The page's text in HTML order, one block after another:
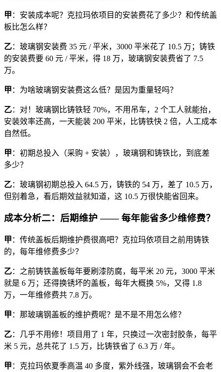
甲 ：安装成本呢？克拉玛依项目的安装费花了多少？和传统盖
板比怎么样？
乙：玻璃钢安装费 35 元 / 平米，3000 平米花了 10.5 万；铸铁
的安装费要 60 元 / 平米，得 18 万，玻璃钢安装费省了 7.5
万。
甲 ：为啥玻璃钢安装费这么低？是因为重量轻吗？
乙：对！玻璃钢比铸铁轻 70%，不用吊车，2 个工人就能抬，
安装效率还高，一天能装 200 平米，比铸铁快 2 倍，人工成本
自然低。
甲 ：初期总投入（采购 + 安装），玻璃钢和铸铁比，到底差
多少？
乙：玻璃钢初期总投入 64.5 万，铸铁的 54 万，差了 10.5 万，
但别着急，看后期效益就知道，这 10.5 万很快能省回来。
成本分析二：后期维护 —— 每年能省多少维修费？
甲 ：传统盖板后期维护费很高吧？克拉玛依项目之前用铸铁
的，每年维修费多少？
乙：之前铸铁盖板每年要刷漆防腐，每平米 20 元，3000 平米
就是 6 万；还得换锈坏的盖板，每年大概换 5%，又得 1.8
万，一年维修费共 7.8 万。
甲 ：那玻璃钢盖板的维护费呢？是不是不用怎么修？
乙：几乎不用修！项目用了 1 年，只换过一次密封胶条，每平
米 5 元，总共花了 1.5 万，比铸铁省了 6.3 万 / 年。
甲 ：克拉玛依夏季高温 40 多度，紫外线强，玻璃钢会不会老